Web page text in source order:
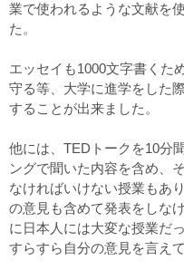
業で使われるような文献を
た。
エッセイも1000文字書くた
守る等、大学に進学をした
することが出来ました。
他には、TEDトークを10分
ングで聞いた内容を含め、
なければいけない授業もあ
の意見も含めて発表をしな
に日本人には大変な授業だ
すらすら自分の意見を言え